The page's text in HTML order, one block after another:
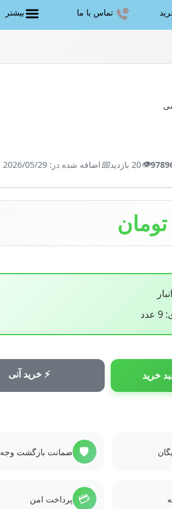
تماس با ما بیشتر
👁️20 بازدید 📅اضافه شده در: 2026/05/29
خرید ⚡ خرید آنی
🛡️ ضمانت بازگشت وجه
💳 پرداخت امن